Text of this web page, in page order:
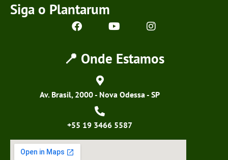
Siga o Plantarum
📍 Onde Estamos
Av. Brasil, 2000 - Nova Odessa - SP
+55 19 3466 5587